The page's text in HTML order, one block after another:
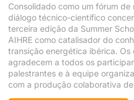
Consolidado como um fórum
diálogo técnico-científico
terceira edição da Summer
AIHRE como catalisador do
transição energética ibérica.
agradecem a todos os
palestrantes e à equipe
com a produção colaborativa